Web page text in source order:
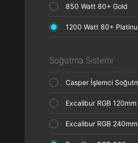
850 Watt 80+ Gold
1200 Watt 80+
Soğutma Sistemi
Casper İşlemci
Excalibur RGB
Excalibur RGB